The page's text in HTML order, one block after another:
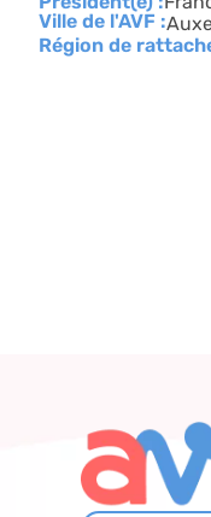
Ville de l'AVF :
Région de